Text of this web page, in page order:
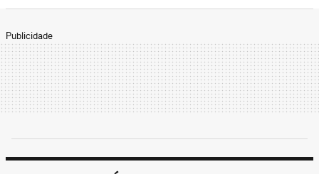
Publicidade